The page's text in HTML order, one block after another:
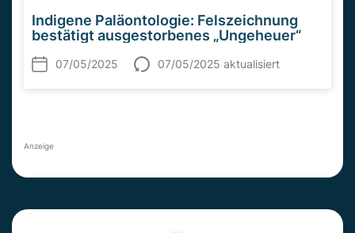
Indigene Paläontologie: Felszeichnung
bestätigt ausgestorbenes „Ungeheuer“
07/05/2025 07/05/2025 aktualisiert
Anzeige